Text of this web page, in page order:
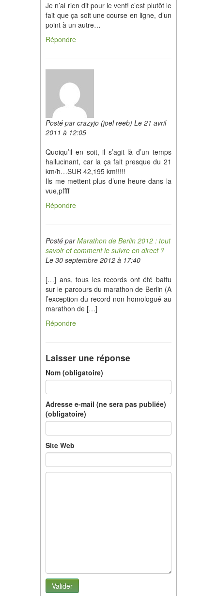
Je n’ai rien dit pour le vent! c’est plutôt le
fait que ça soit une course en ligne, d’un
point à un autre…
Répondre
Posté par crazyjo (joel reeb) Le 21 avril
2011 à 12:05
Quoiqu’il en soit, il s’agit là d’un temps
hallucinant, car la ça fait presque du 21
km/h…SUR 42,195 km!!!!!
Ils me mettent plus d’une heure dans la
vue,pffff
Répondre
Posté parMarathon de Berlin 2012 : tout
savoir et comment le suivre en direct ?
Le 30 septembre 2012 à 17:40
[…] ans, tous les records ont été battu
sur le parcours du marathon de Berlin (A
l’exception du record non homologué au
marathon de […]
Répondre
Laisser une réponse
Nom (obligatoire)
Adresse e-mail (ne sera pas publiée)
(obligatoire)
Site Web